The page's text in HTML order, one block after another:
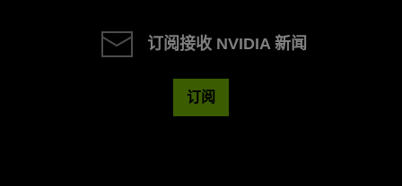
订阅接收 NVIDIA 新闻
订阅